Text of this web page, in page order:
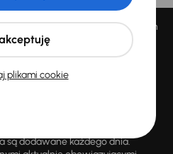
aut”
aut” obowiązuje we wszystkich
Sp. z o.o. („AAA AUTO”).
nabycia wybranych pojazdów
internetowym
uwidocznioną w prezentowanej
różnica pomiędzy najniższą ceną
a jego aktualną ceną
objętych promocją jest zmienna i
liczba dostępnych pojazdów
są dodawane każdego dnia.
plikami cookie